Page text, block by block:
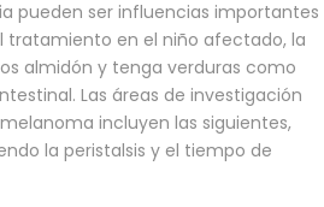
pueden ser influencias importantes
tratamiento en el niño afectado, la
almidón y tenga verduras como
Las áreas de investigación
incluyen las siguientes,
la peristalsis y el tiempo de